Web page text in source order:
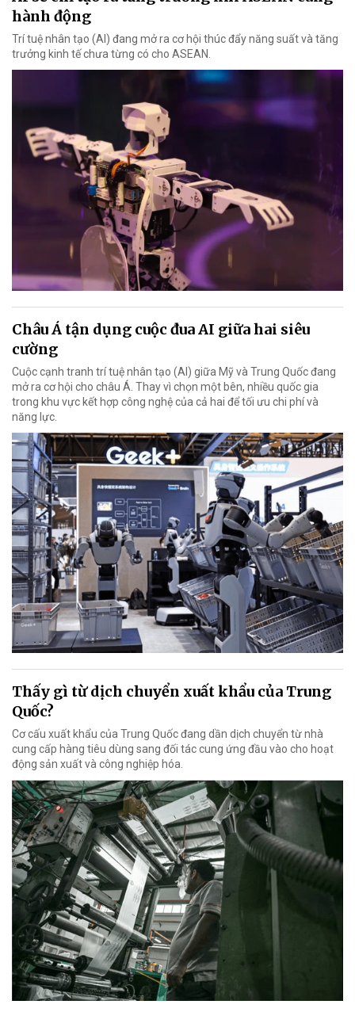
hành động
Trí tuệ nhân tạo (AI) đang mở ra cơ hội thúc đẩy năng suất và tăng
trưởng kinh tế chưa từng có cho ASEAN.
Châu Á tận dụng cuộc đua AI giữa hai siêu
cường
Cuộc cạnh tranh trí tuệ nhân tạo (AI) giữa Mỹ và Trung Quốc đang
mở ra cơ hội cho châu Á. Thay vì chọn một bên, nhiều quốc gia
trong khu vực kết hợp công nghệ của cả hai để tối ưu chi phí và
năng lực.
Thấy gì từ dịch chuyển xuất khẩu của Trung
Quốc?
Cơ cấu xuất khẩu của Trung Quốc đang dần dịch chuyển từ nhà
cung cấp hàng tiêu dùng sang đối tác cung ứng đầu vào cho hoạt
động sản xuất và công nghiệp hóa.